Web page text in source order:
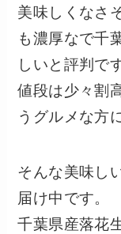
美味しくなさ
も濃厚なで千
しいと評判で
値段は少々割
うグルメな方
そんな美味し
届け中です。
千葉県産落花